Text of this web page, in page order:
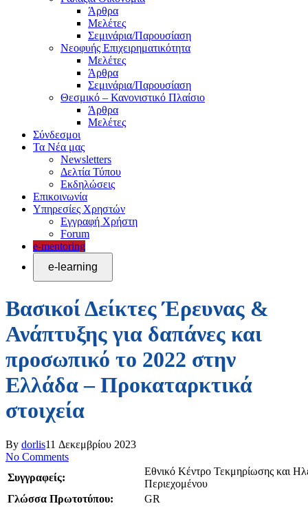
Άρθρα
Μελέτες
Σεμινάρια/Παρουσίαση
Νεοφυής Επιχειρηματικότητα
Μελέτες
Άρθρα
Σεμινάρια/Παρουσίαση
Θεσμικό – Κανονιστικό Πλαίσιο
Άρθρα
Μελέτες
Σύνδεσμοι
Τα Νέα μας
Newsletters
Δελτία Τύπου
Εκδηλώσεις
Επικοινωνία
Υπηρεσίες Χρηστών
Εγγραφή Χρήστη
Forum
e-mentoring
Βασικοί Δείκτες Έρευνας &
Ανάπτυξης για δαπάνες και
προσωπικό το 2022 στην
Ελλάδα – Προκαταρκτικά
στοιχεία
By dorlis11 Δεκεμβρίου 2023
No Comments
Συγγραφείς:
Εθνικό Κέντρο Τεκμηρίωσης και
Περιεχομένου
Γλώσσα Πρωτοτύπου:
GR